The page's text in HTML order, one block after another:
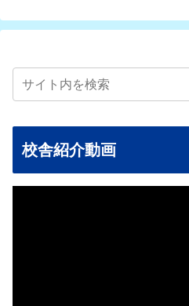
校舎紹介動画